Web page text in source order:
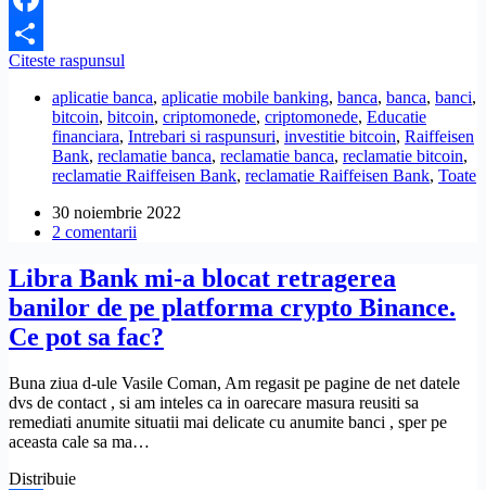
Facebook
Partajează
Citeste raspunsul
nu
pot
sa
fac
o
din
aplicatia
catre
platforma
de
criptomonede
Binance?
aplicatie banca, aplicatie mobile banking, banca, banca, banci,
bitcoin, bitcoin, criptomonede, criptomonede, Educatie
financiara, Intrebari si raspunsuri, investitie bitcoin, Raiffeisen
Bank, reclamatie banca, reclamatie banca, reclamatie bitcoin,
reclamatie Raiffeisen Bank, reclamatie Raiffeisen Bank, Toate
30 noiembrie 2022
2 comentarii
Libra Bank mi-a blocat retragerea
banilor de pe platforma crypto Binance.
Ce pot sa fac?
Buna ziua d-ule Vasile Coman, Am regasit pe pagine de net datele
dvs de contact , si am inteles ca in oarecare masura reusiti sa
remediati anumite situatii mai delicate cu anumite banci , sper pe
aceasta cale sa ma…
Distribuie